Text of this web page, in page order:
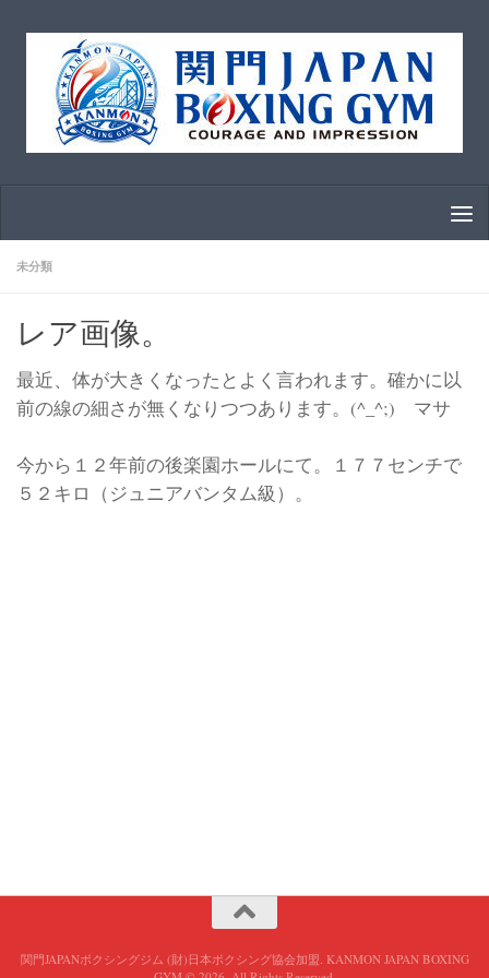
コンテンツへスキップ
未分類
レア画像。
最近、体が大きくなったとよく言われます。確かに以
前の線の細さが無くなりつつあります。(^_^;) マサ
今から１２年前の後楽園ホールにて。１７７センチで
５２キロ（ジュニアバンタム級）。
関門JAPANボクシングジム (財)日本ボクシング協会加盟. KANMON JAPAN BOXING